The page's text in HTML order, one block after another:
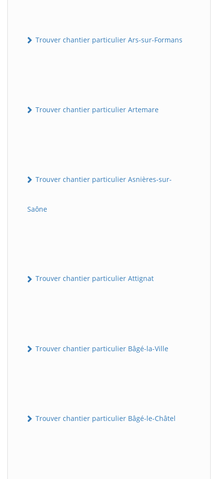
Trouver chantier particulier Ars-sur-Formans
Trouver chantier particulier Artemare
Trouver chantier particulier Asnières-sur-
Saône
Trouver chantier particulier Attignat
Trouver chantier particulier Bâgé-la-Ville
Trouver chantier particulier Bâgé-le-Châtel